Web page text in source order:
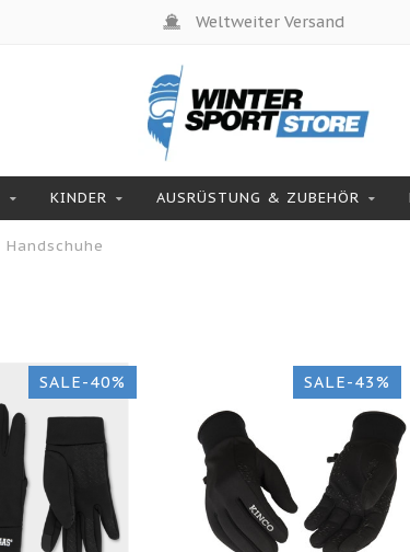
Weltweiter Versand
KINDER AUSRÜSTUNG & ZUBEHÖR
Handschuhe
SALE-40% SALE-43%